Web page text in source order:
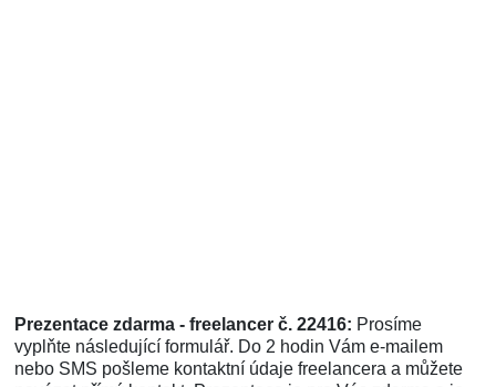
Prezentace zdarma - freelancer č. 22416: Prosíme
vyplňte následující formulář. Do 2 hodin Vám e-mailem
nebo SMS pošleme kontaktní údaje freelancera a můžete